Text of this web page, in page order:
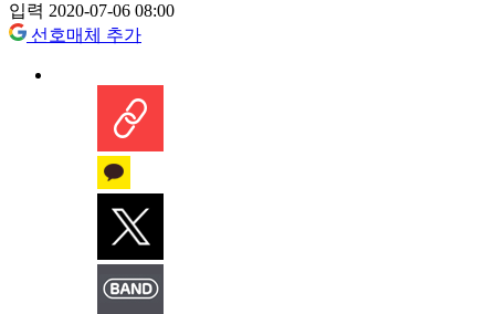
입력 2020-07-06 08:00
선호매체 추가